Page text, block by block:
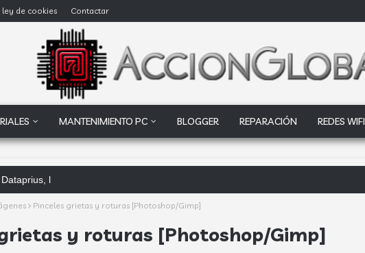
ley de cookies Contactar
MANTENIMIENTO PC BLOGGER REPARACIÓN REDES WIFI
Dataprius, la alternativa a Google Drive y Dropb
Pinceles grietas y roturas [Photoshop/Gimp]
y roturas [Photoshop/Gimp]